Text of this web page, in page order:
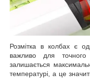
Розмітка в колбах є
важливо для точного
залишається
температурі, а це